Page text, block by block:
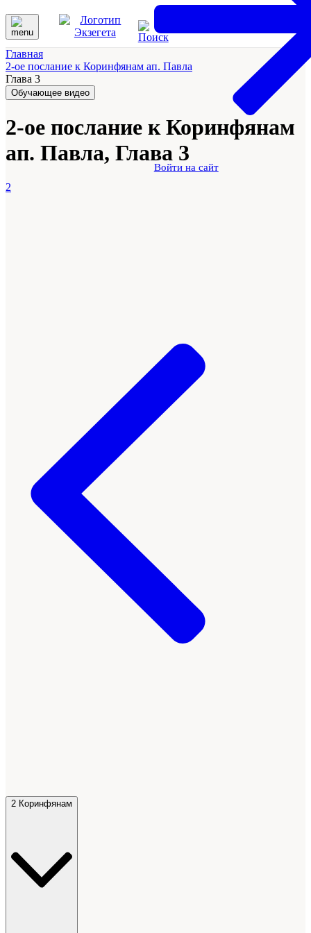
Войти на сайт
Главная
2-ое послание к Коринфянам ап. Павла
Глава 3
Обучающее видео
2-ое послание к Коринфянам
ап. Павла, Глава 3
2
2 Коринфянам